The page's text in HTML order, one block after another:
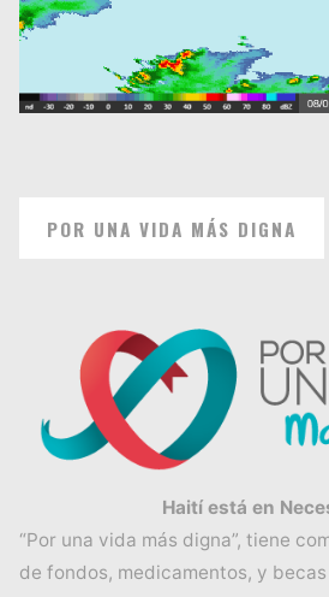
POR UNA VIDA MÁS DIGNA
Haití está en
“Por una vida más digna”, tiene
de fondos, medicamentos, y